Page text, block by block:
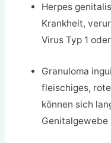
Herpes
Krankheit,
Virus Typ 1
Granuloma
fleischiges,
können sich
Genitalgewebe